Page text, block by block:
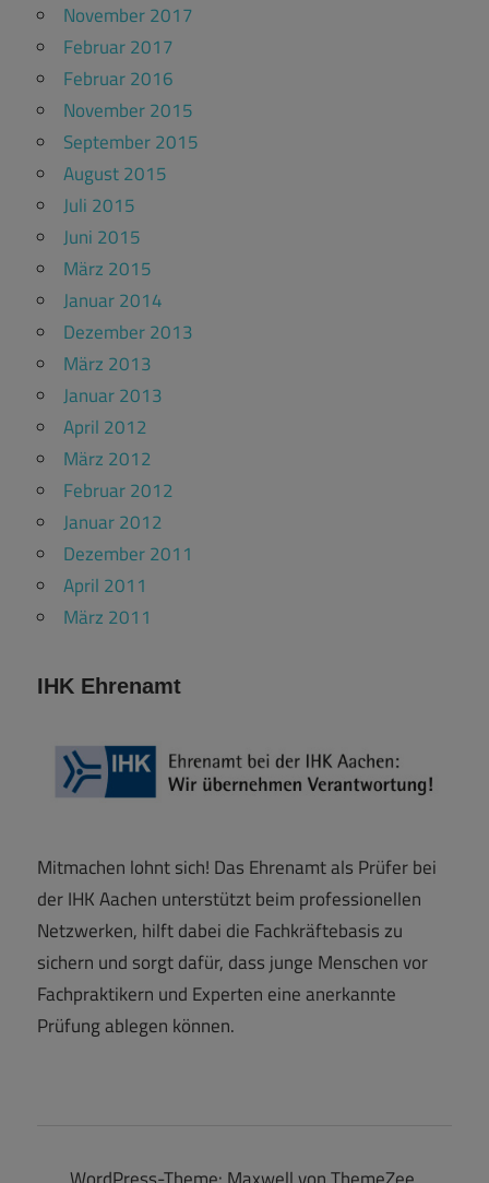
November 2017
Februar 2017
Februar 2016
November 2015
September 2015
August 2015
Juli 2015
Juni 2015
März 2015
Januar 2014
Dezember 2013
März 2013
Januar 2013
April 2012
März 2012
Februar 2012
Januar 2012
Dezember 2011
April 2011
März 2011
IHK Ehrenamt
Mitmachen lohnt sich! Das Ehrenamt als Prüfer bei
der IHK Aachen unterstützt beim professionellen
Netzwerken, hilft dabei die Fachkräftebasis zu
sichern und sorgt dafür, dass junge Menschen vor
Fachpraktikern und Experten eine anerkannte
Prüfung ablegen können.